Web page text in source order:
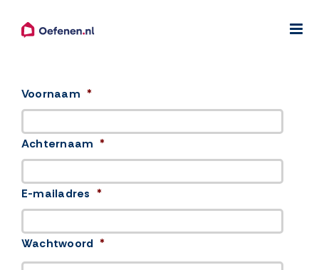
naar
Voornaam *
Achternaam *
E-mailadres *
Wachtwoord *